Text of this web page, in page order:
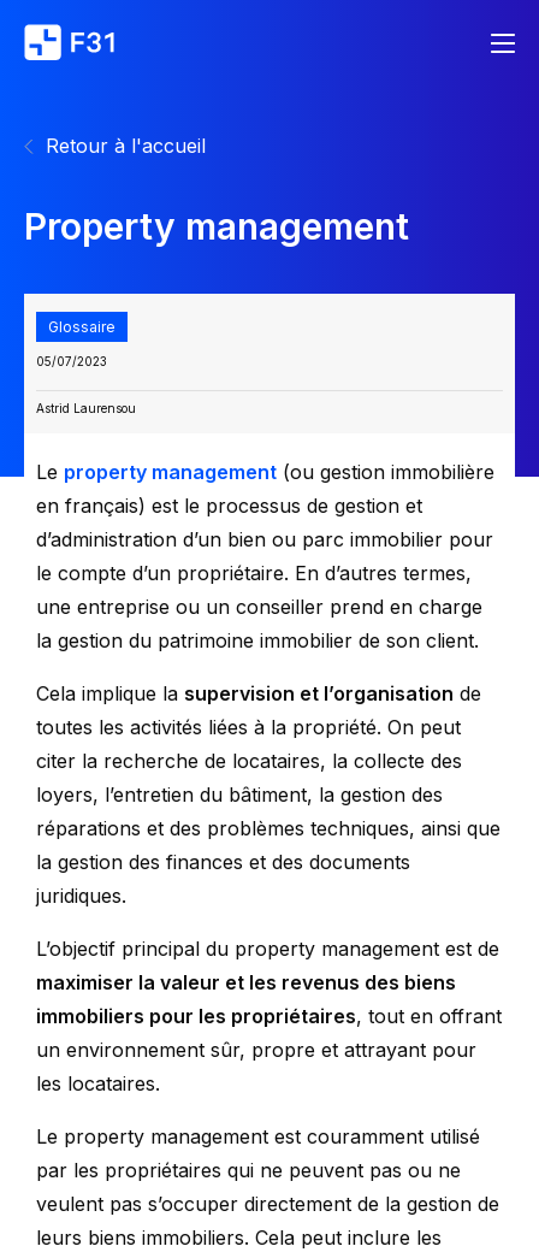
Retour à l'accueil
Property management
Glossaire
05/07/2023
Astrid Laurensou
Le property management (ou gestion immobilière
en français) est le processus de gestion et
d’administration d’un bien ou parc immobilier pour
le compte d’un propriétaire. En d’autres termes,
une entreprise ou un conseiller prend en charge
la gestion du patrimoine immobilier de son client.
Cela implique la supervision et l’organisation de
toutes les activités liées à la propriété. On peut
citer la recherche de locataires, la collecte des
loyers, l’entretien du bâtiment, la gestion des
réparations et des problèmes techniques, ainsi que
la gestion des finances et des documents
juridiques.
L’objectif principal du property management est de
maximiser la valeur et les revenus des biens
immobiliers pour les propriétaires, tout en offrant
un environnement sûr, propre et attrayant pour
les locataires.
Le property management est couramment utilisé
par les propriétaires qui ne peuvent pas ou ne
veulent pas s’occuper directement de la gestion de
leurs biens immobiliers. Cela peut inclure les